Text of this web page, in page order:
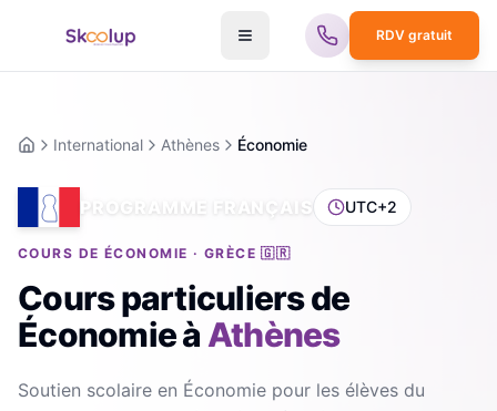
RDV gratuit
AccueilInternational Athènes Économie
PROGRAMME FRANÇAIS UTC+2
COURS DE ÉCONOMIE · GRÈCE 🇬🇷
Cours particuliers de
Économieà Athènes
Soutien scolaire en Économie pour les élèves du